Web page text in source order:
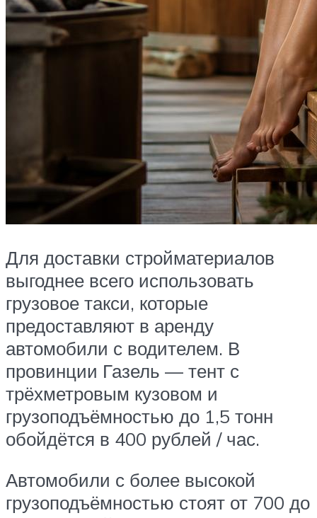
Для доставки стройматериалов
выгоднее всего использовать
грузовое такси, которые
предоставляют в аренду
автомобили с водителем. В
провинции Газель — тент с
трёхметровым кузовом и
грузоподъёмностью до 1,5 тонн
обойдётся в 400 рублей / час.
Автомобили с более высокой
грузоподъёмностью стоят от 700 до